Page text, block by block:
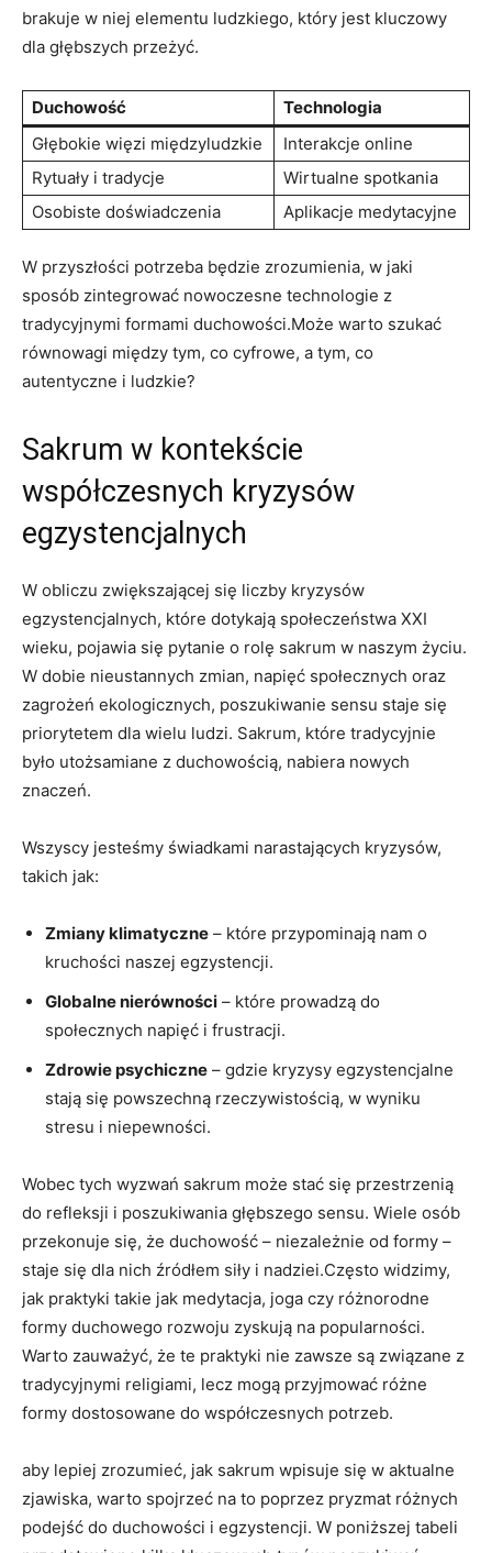
brakuje w niej elementu ludzkiego, który jest kluczowy
dla głębszych przeżyć.
Duchowość
Technologia
Głębokie więzi międzyludzkie
Interakcje online
Rytuały i tradycje
Wirtualne spotkania
Osobiste doświadczenia
Aplikacje medytacyjne
W przyszłości potrzeba będzie zrozumienia, w jaki
sposób zintegrować nowoczesne technologie z
tradycyjnymi formami duchowości.Może warto szukać
równowagi między tym, co cyfrowe, a tym, co
autentyczne i ludzkie?
Sakrum w kontekście
współczesnych kryzysów
egzystencjalnych
W obliczu zwiększającej się liczby kryzysów
egzystencjalnych, które dotykają społeczeństwa XXI
wieku, pojawia się pytanie o rolę sakrum w naszym życiu.
W dobie nieustannych zmian, napięć społecznych oraz
zagrożeń ekologicznych, poszukiwanie sensu staje się
priorytetem dla wielu ludzi. Sakrum, które tradycyjnie
było utożsamiane z duchowością, nabiera nowych
znaczeń.
Wszyscy jesteśmy świadkami narastających kryzysów,
takich jak:
Zmiany klimatyczne – które przypominają nam o
kruchości naszej egzystencji.
Globalne nierówności – które prowadzą do
społecznych napięć i frustracji.
Zdrowie psychiczne – gdzie kryzysy egzystencjalne
stają się powszechną rzeczywistością, w wyniku
stresu i niepewności.
Wobec tych wyzwań sakrum może stać się przestrzenią
do refleksji i poszukiwania głębszego sensu. Wiele osób
przekonuje się, że duchowość – niezależnie od formy –
staje się dla nich źródłem siły i nadziei.Często widzimy,
jak praktyki takie jak medytacja, joga czy różnorodne
formy duchowego rozwoju zyskują na popularności.
Warto zauważyć, że te praktyki nie zawsze są związane z
tradycyjnymi religiami, lecz mogą przyjmować różne
formy dostosowane do współczesnych potrzeb.
aby lepiej zrozumieć, jak sakrum wpisuje się w aktualne
zjawiska, warto spojrzeć na to poprzez pryzmat różnych
podejść do duchowości i egzystencji. W poniższej tabeli